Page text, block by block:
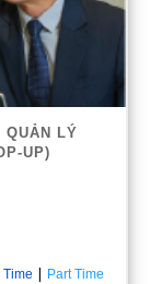
QUẢN LÝ
UP)
Time | Part Time